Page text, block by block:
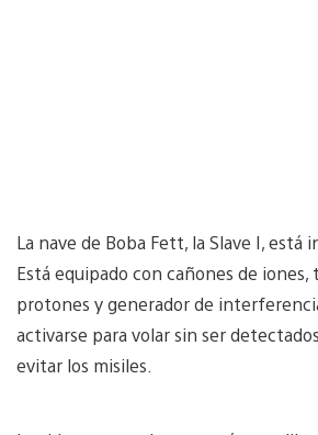
La nave de Boba Fett, la Slave I, está
Está equipado con cañones de iones,
protones y generador de
activarse para volar sin ser
evitar los misiles.